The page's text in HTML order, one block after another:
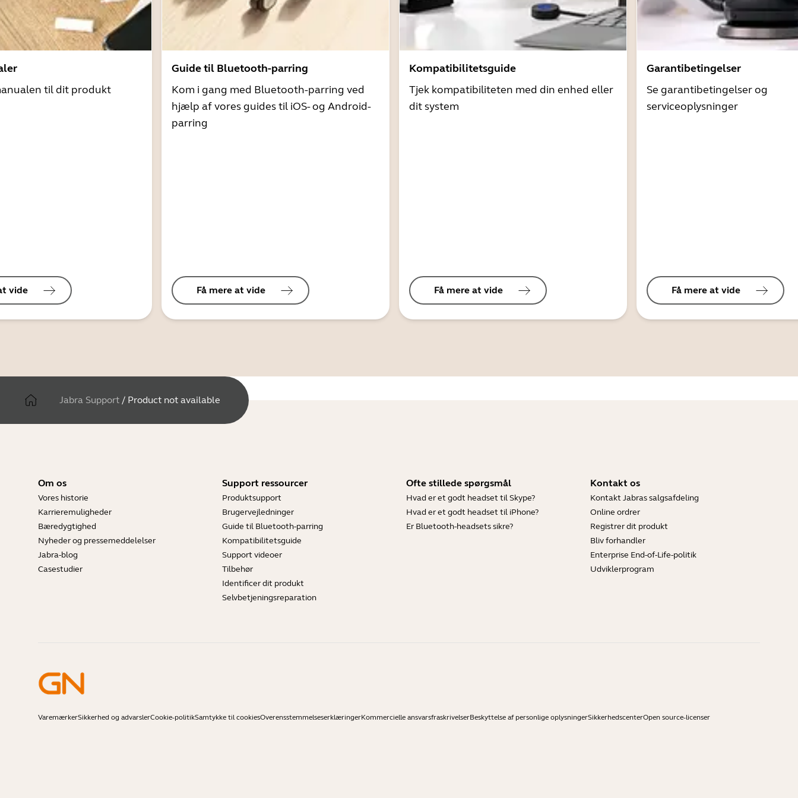
til dit produkt
vide
Guide til Bluetooth-parring
Kom i gang med Bluetooth-parring ved
hjælp af vores guides til iOS- og Android-
parring
Få mere at vide
Kompatibilitetsguide
Tjek kompatibiliteten med din enhed eller
dit system
Få mere at vide
Garantibetingelser
Se garantibetingelser og
serviceoplysninger
Få mere at vide
Jabra Support / Product not available
Om os
Vores historie
Karrieremuligheder
Bæredygtighed
Nyheder og pressemeddelelser
Jabra-blog
Casestudier
Support ressourcer
Produktsupport
Brugervejledninger
Guide til Bluetooth-parring
Kompatibilitetsguide
Support videoer
Tilbehør
Identificer dit produkt
Selvbetjeningsreparation
Ofte stillede spørgsmål
Hvad er et godt headset til Skype?
Hvad er et godt headset til iPhone?
Er Bluetooth-headsets sikre?
Kontakt os
Kontakt Jabras salgsafdeling
Online ordrer
Registrer dit produkt
Bliv forhandler
Enterprise End-of-Life-politik
Udviklerprogram
VaremærkerSikkerhed og advarslerCookie-politikSamtykke til cookiesOverensstemmelseserklæringerKommercielle ansvarsfraskrivelserBeskyttelse af personlige oplysningerSikkerhedscenterOpen source-licenser